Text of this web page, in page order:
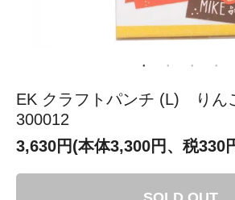
EK クラフトパンチ (L) り
300012
3,630円(本体3,300円、税330